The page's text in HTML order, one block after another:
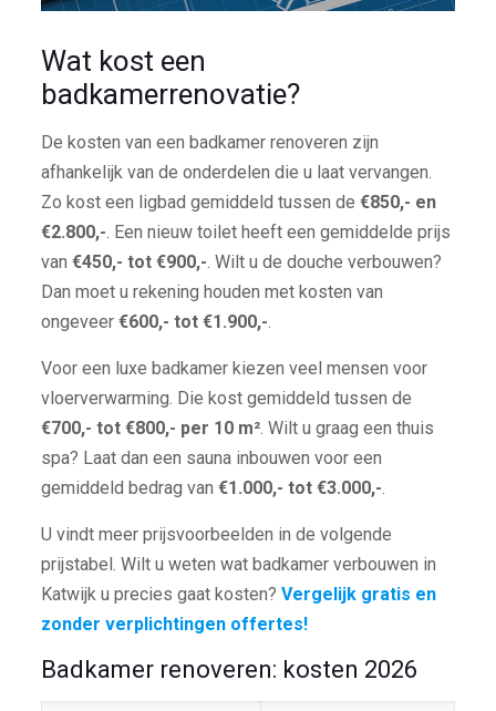
Wat kost een
badkamerrenovatie?
De kosten van een badkamer renoveren zijn
afhankelijk van de onderdelen die u laat vervangen.
Zo kost een ligbad gemiddeld tussen de €850,- en
€2.800,-. Een nieuw toilet heeft een gemiddelde prijs
van €450,- tot €900,-. Wilt u de douche verbouwen?
Dan moet u rekening houden met kosten van
ongeveer €600,- tot €1.900,-.
Voor een luxe badkamer kiezen veel mensen voor
vloerverwarming. Die kost gemiddeld tussen de
€700,- tot €800,- per 10 m². Wilt u graag een thuis
spa? Laat dan een sauna inbouwen voor een
gemiddeld bedrag van €1.000,- tot €3.000,-.
U vindt meer prijsvoorbeelden in de volgende
prijstabel. Wilt u weten wat badkamer verbouwen in
Katwijk u precies gaat kosten? Vergelijk gratis en
zonder verplichtingen offertes!
Badkamer renoveren: kosten 2026